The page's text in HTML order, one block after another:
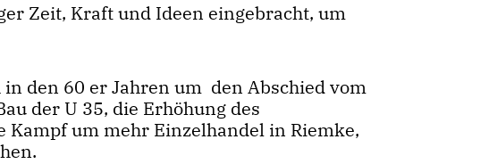
Zeit, Kraft und Ideen eingebracht, um
den 60 er Jahren um den Abschied vom
der U 35, die Erhöhung des
Kampf um mehr Einzelhandel in Riemke,